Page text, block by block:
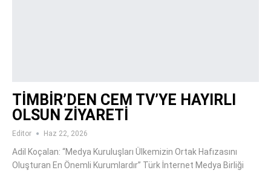
TİMBİR’DEN CEM TV’YE HAYIRLI
OLSUN ZİYARETİ
Editor Haz 22, 2026
Adil Koçalan: “Medya Kuruluşları Ülkemizin Ortak Hafızasını
Oluşturan En Önemli Kurumlardır” Türk İnternet Medya Birliği